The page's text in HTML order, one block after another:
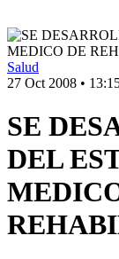
Salud
27 Oct 2008 •
SE
DEL